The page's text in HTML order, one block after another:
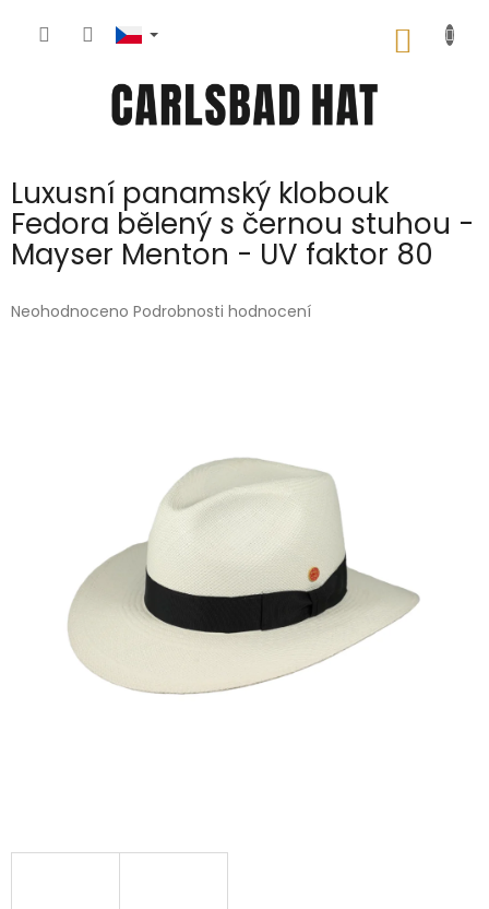
Luxusní panamský klobouk
Fedora bělený s černou stuhou -
Mayser Menton - UV faktor 80
Průměrné
Neohodnoceno Podrobnosti hodnocení